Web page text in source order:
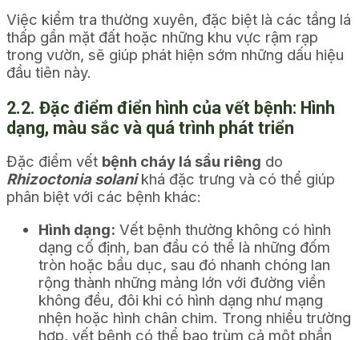
Việc kiểm tra thường xuyên, đặc biệt là các tầng lá
thấp gần mặt đất hoặc những khu vực rậm rạp
trong vườn, sẽ giúp phát hiện sớm những dấu hiệu
đầu tiên này.
2.2. Đặc điểm điển hình của vết bệnh: Hình
dạng, màu sắc và quá trình phát triển
Đặc điểm vết bệnh cháy lá sầu riêng do
Rhizoctonia solanikhá đặc trưng và có thể giúp
phân biệt với các bệnh khác:
Hình dạng: Vết bệnh thường không có hình
dạng cố định, ban đầu có thể là những đốm
tròn hoặc bầu dục, sau đó nhanh chóng lan
rộng thành những mảng lớn với đường viền
không đều, đôi khi có hình dạng như mạng
nhện hoặc hình chân chim. Trong nhiều trường
hợp, vết bệnh có thể bao trùm cả một phần